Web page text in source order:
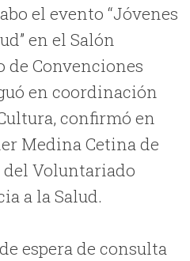
el evento “Jóvenes
en el Salón
Convenciones
en coordinación
confirmó en
Medina Cetina de
Voluntariado
a la Salud.
espera de consulta